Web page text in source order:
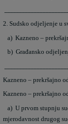
2. Sudsko odjeljenje u
Kazneno –
Građansko
Kazneno – prekršajno
Kazneno – prekršajno
U prvom stupnju
mjerodavnost drugog